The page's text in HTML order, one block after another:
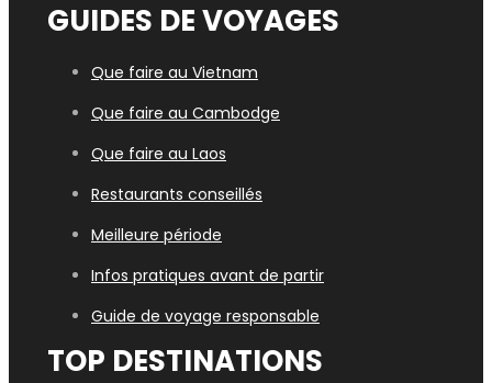
GUIDES DE VOYAGES
Que faire au Vietnam
Que faire au Cambodge
Que faire au Laos
Restaurants conseillés
Meilleure période
Infos pratiques avant de partir
Guide de voyage responsable
TOP DESTINATIONS